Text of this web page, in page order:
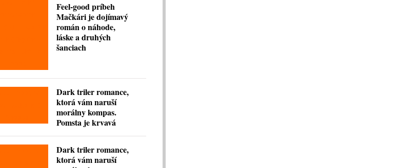
Feel-good príbeh
Mačkári je dojímavý
román o náhode,
láske a druhých
šanciach
Dark triler romance,
ktorá vám naruší
morálny kompas.
Pomsta je krvavá
Dark triler romance,
ktorá vám naruší